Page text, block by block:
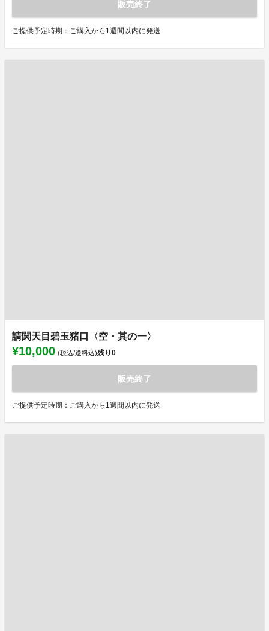
販売終了
ご提供予定時期：ご購入から1週間以内に発送
請関天目碧玉猪口〈空・其の一〉
¥10,000 (税込/送料込)残り0
販売終了
ご提供予定時期：ご購入から1週間以内に発送